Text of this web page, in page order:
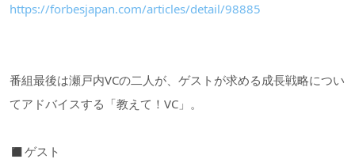
https://forbesjapan.com/articles/detail/98885
番組最後は瀬戸内VCの二人が、ゲストが求める成長戦略につい
てアドバイスする「教えて！VC」。
◼︎ゲスト